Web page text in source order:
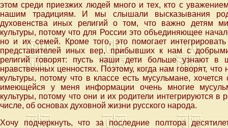
этом среди приезжих людей много и тех, кто с
нашим традициям. И мы слышали высказывания
духовенства иных религий о том, что важно детям
культуры, потому что для России это объединяющее
но и их семей. Кроме того, это помогает
представителей иных вер, прибывших к нам с
религий говорят: пусть наши дети больше узнают в
нравственных ценностях. Поэтому, когда нам говорят,
культуры, потому что в классе есть мусульмане,
имеющейся у меня информации очень многие
культуры, потому что они и их родители интегрируются в
числе, об основах духовной жизни русского народа.
Хочу подчеркнуть, что за последние полтора